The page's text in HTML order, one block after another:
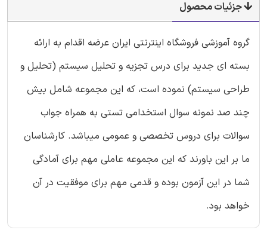
جزئیات محصول
گروه آموزشی فروشگاه اینترنتی ایران عرضه اقدام به ارائه
بسته ای جدید برای درس تجزیه و تحلیل سیستم (تحلیل و
طراحی سیستم) نموده است، که این مجموعه شامل بیش
چند صد نمونه سوال استخدامی تستی به همراه جواب
سوالات برای دروس تخصصی و عمومی میباشد. کارشناسان
ما بر این باورند که این مجموعه عاملی مهم برای آمادگی
شما در این آزمون بوده و قدمی مهم برای موفقیت در آن
خواهد بود.